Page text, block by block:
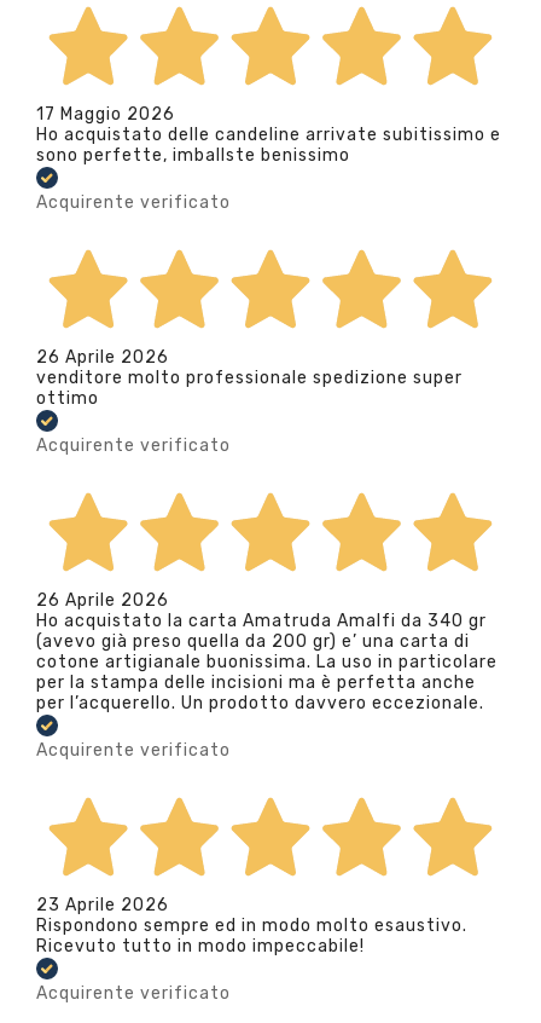
17 Maggio 2026
Ho acquistato delle candeline arrivate subitissimo e
sono perfette, imballste benissimo
Acquirente verificato
26 Aprile 2026
venditore molto professionale spedizione super
ottimo
Acquirente verificato
26 Aprile 2026
Ho acquistato la carta Amatruda Amalfi da 340 gr
(avevo già preso quella da 200 gr) e’ una carta di
cotone artigianale buonissima. La uso in particolare
per la stampa delle incisioni ma è perfetta anche
per l’acquerello. Un prodotto davvero eccezionale.
Acquirente verificato
23 Aprile 2026
Rispondono sempre ed in modo molto esaustivo.
Ricevuto tutto in modo impeccabile!
Acquirente verificato